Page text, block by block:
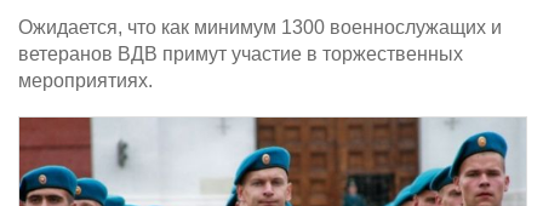
Ожидается, что как минимум 1300 военнослужащих и
ветеранов ВДВ примут участие в торжественных
мероприятиях.